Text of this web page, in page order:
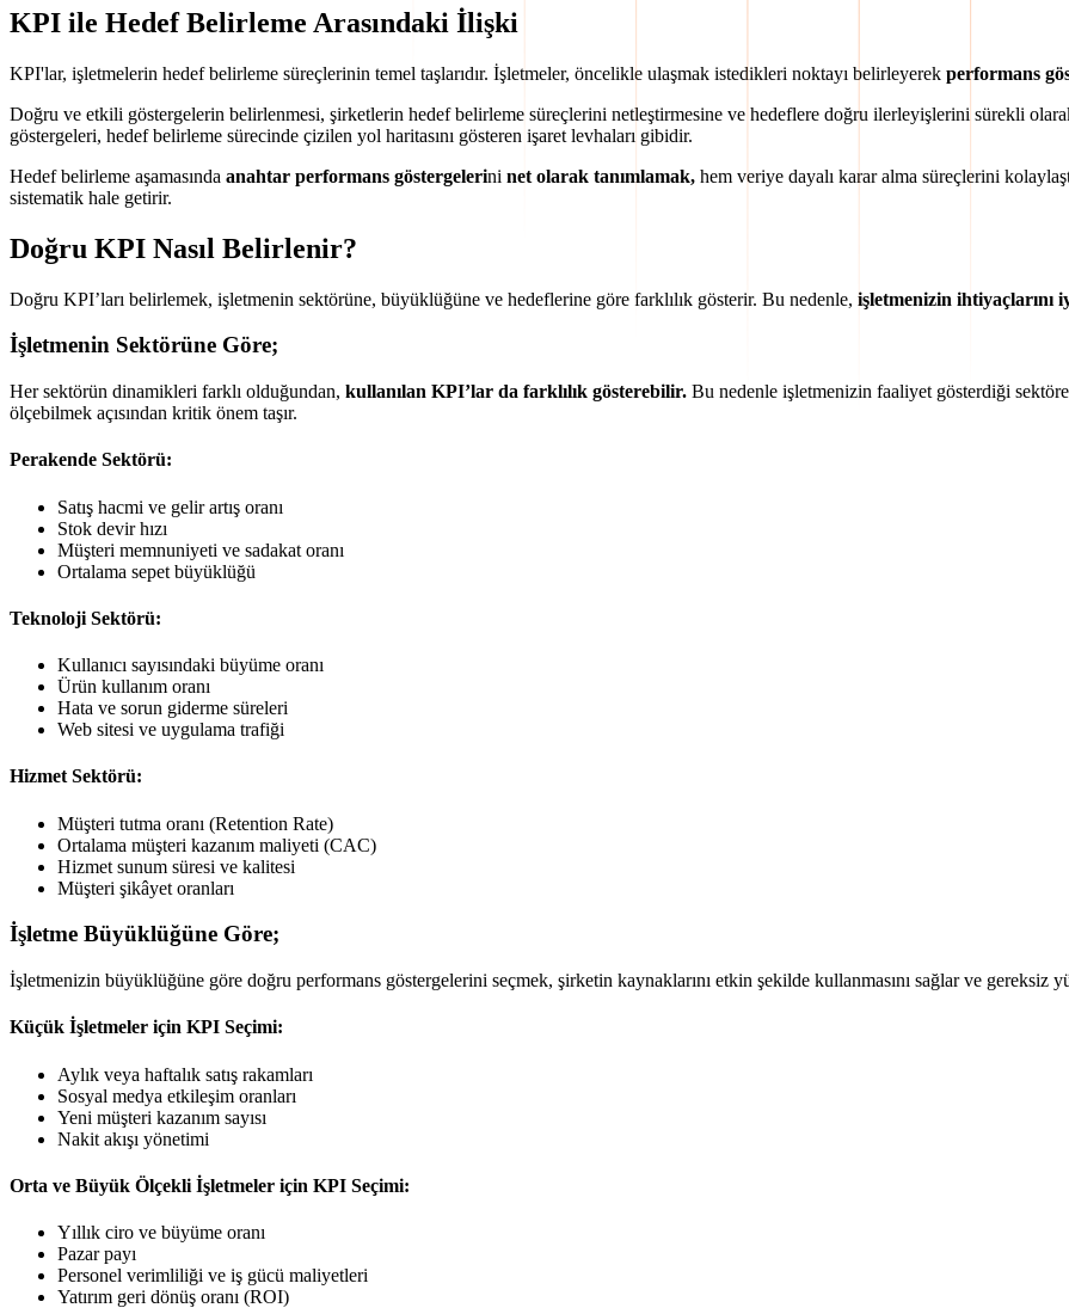
KPI ile Hedef Belirleme Arasındaki İlişki
KPI'lar, işletmelerin hedef belirleme süreçlerinin temel taşlarıdır. İşletmeler, öncelikle ulaşmak istedikleri noktayı belirleyerek performans
Doğru ve etkili göstergelerin belirlenmesi, şirketlerin hedef belirleme süreçlerini netleştirmesine ve hedeflere doğru ilerleyişlerini sürekli
göstergeleri, hedef belirleme sürecinde çizilen yol haritasını gösteren işaret levhaları gibidir.
Hedef belirleme aşamasında anahtar performans göstergelerini net olarak tanımlamak, hem veriye dayalı karar alma süreçlerini
sistematik hale getirir.
Doğru KPI Nasıl Belirlenir?
Doğru KPI’ları belirlemek, işletmenin sektörüne, büyüklüğüne ve hedeflerine göre farklılık gösterir. Bu nedenle, işletmenizin ihtiyaçlarını
İşletmenin Sektörüne Göre;
Her sektörün dinamikleri farklı olduğundan, kullanılan KPI’lar da farklılık gösterebilir. Bu nedenle işletmenizin faaliyet gösterdiği
ölçebilmek açısından kritik önem taşır.
Perakende Sektörü:
Satış hacmi ve gelir artış oranı
Stok devir hızı
Müşteri memnuniyeti ve sadakat oranı
Ortalama sepet büyüklüğü
Teknoloji Sektörü:
Kullanıcı sayısındaki büyüme oranı
Ürün kullanım oranı
Hata ve sorun giderme süreleri
Web sitesi ve uygulama trafiği
Hizmet Sektörü:
Müşteri tutma oranı (Retention Rate)
Ortalama müşteri kazanım maliyeti (CAC)
Hizmet sunum süresi ve kalitesi
Müşteri şikâyet oranları
İşletme Büyüklüğüne Göre;
İşletmenizin büyüklüğüne göre doğru performans göstergelerini seçmek, şirketin kaynaklarını etkin şekilde kullanmasını sağlar ve gereksiz
Küçük İşletmeler için KPI Seçimi:
Aylık veya haftalık satış rakamları
Sosyal medya etkileşim oranları
Yeni müşteri kazanım sayısı
Nakit akışı yönetimi
Orta ve Büyük Ölçekli İşletmeler için KPI Seçimi:
Yıllık ciro ve büyüme oranı
Pazar payı
Personel verimliliği ve iş gücü maliyetleri
Yatırım geri dönüş oranı (ROI)